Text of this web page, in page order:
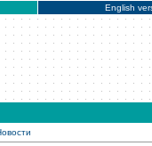
English